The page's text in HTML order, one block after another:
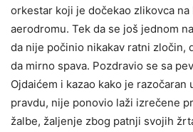
orkestar koji je dočekao zlikovca na
aerodromu. Tek da se još jednom
da nije počinio nikakav ratni zločin,
da mirno spava. Pozdravio se sa
Ojdaićem i kazao kako je razočaran
pravdu, nije ponovio laži izrečene
žalbe, žaljenje zbog patnji svojih